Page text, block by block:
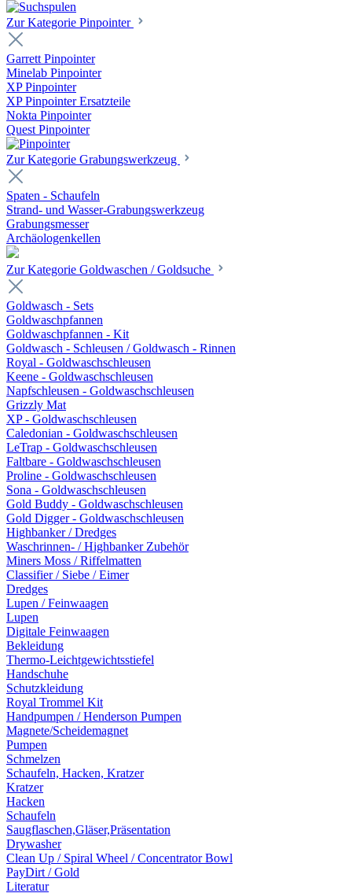
Zur Kategorie Pinpointer
Garrett Pinpointer
Minelab Pinpointer
XP Pinpointer
XP Pinpointer Ersatzteile
Nokta Pinpointer
Quest Pinpointer
Zur Kategorie Grabungswerkzeug
Spaten - Schaufeln
Strand- und Wasser-Grabungswerkzeug
Grabungsmesser
Archäologenkellen
Zur Kategorie Goldwaschen / Goldsuche
Goldwasch - Sets
Goldwaschpfannen
Goldwaschpfannen - Kit
Goldwasch - Schleusen / Goldwasch - Rinnen
Royal - Goldwaschschleusen
Keene - Goldwaschschleusen
Napfschleusen - Goldwaschschleusen
Grizzly Mat
XP - Goldwaschschleusen
Caledonian - Goldwaschschleusen
LeTrap - Goldwaschschleusen
Faltbare - Goldwaschschleusen
Proline - Goldwaschschleusen
Sona - Goldwaschschleusen
Gold Buddy - Goldwaschschleusen
Gold Digger - Goldwaschschleusen
Highbanker / Dredges
Waschrinnen- / Highbanker Zubehör
Miners Moss / Riffelmatten
Classifier / Siebe / Eimer
Dredges
Lupen / Feinwaagen
Lupen
Digitale Feinwaagen
Bekleidung
Thermo-Leichtgewichtsstiefel
Handschuhe
Schutzkleidung
Royal Trommel Kit
Handpumpen / Henderson Pumpen
Magnete/Scheidemagnet
Pumpen
Schmelzen
Schaufeln, Hacken, Kratzer
Kratzer
Hacken
Schaufeln
Saugflaschen,Gläser,Präsentation
Drywasher
Clean Up / Spiral Wheel / Concentrator Bowl
PayDirt / Gold
Literatur